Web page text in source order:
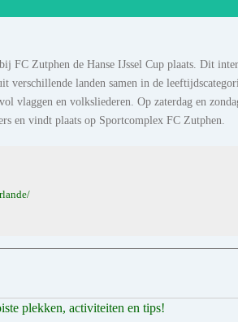
FC Zutphen de Hanse IJssel Cup plaats. Dit
verschillende landen samen in de
vlaggen en volksliederen. Op zaterdag en
en vindt plaats op Sportcomplex FC Zutphen.
plekken, activiteiten en tips!